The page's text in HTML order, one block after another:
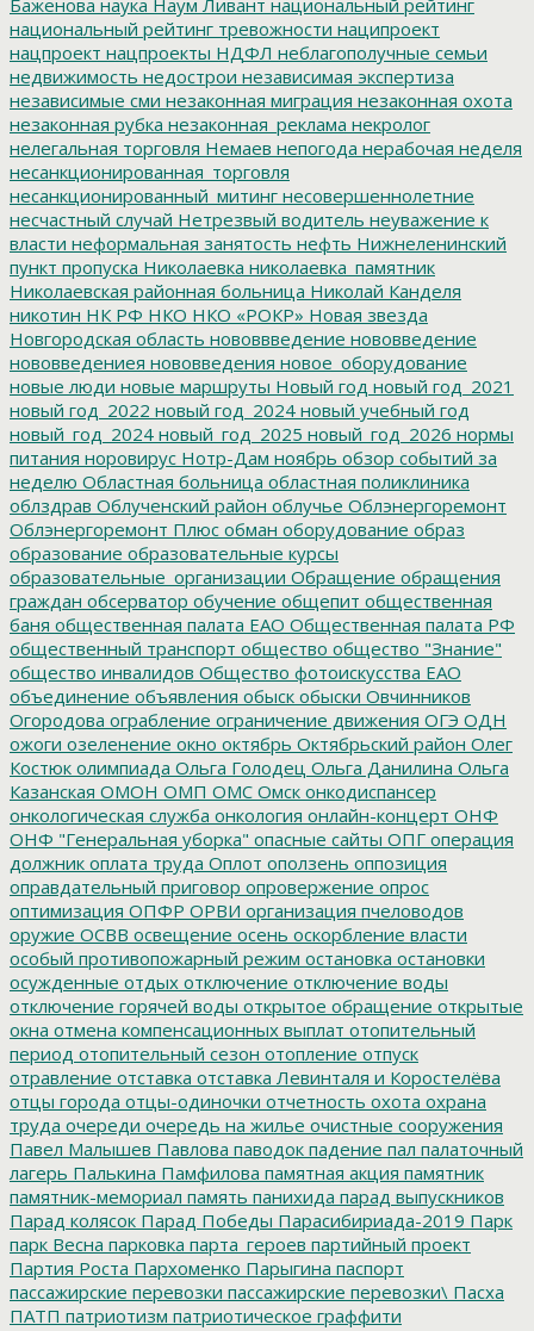
национальный рейтинг тревожности наципроект
нацпроект нацпроекты НДФЛ неблагополучные семьи
недвижимость недострои независимая экспертиза
независимые сми незаконная миграция незаконная охота
незаконная рубка незаконная_реклама некролог
нелегальная торговля Немаев непогода нерабочая неделя
несанкционированная_торговля
несанкционированный_митинг несовершеннолетние
несчастный случай Нетрезвый водитель неуважение к
власти неформальная занятость нефть Нижнеленинский
пункт пропуска Николаевка николаевка_памятник
Николаевская районная больница Николай Канделя
никотин НК РФ НКО НКО «РОКР» Новая звезда
Новгородская область нововвведение нововведение
нововведениея нововведения новое_оборудование
новые люди новые маршруты Новый год новый год_2021
новый год_2022 новый год_2024 новый учебный год
новый_год_2024 новый_год_2025 новый_год_2026 нормы
питания норовирус Нотр-Дам ноябрь обзор событий за
неделю Областная больница областная поликлиника
облздрав Облученский район облучье Облэнергоремонт
Облэнергоремонт Плюс обман оборудование образ
образование образовательные курсы
образовательные_организации Обращение обращения
граждан обсерватор обучение общепит общественная
баня общественная палата ЕАО Общественная палата РФ
общественный транспорт общество общество "Знание"
общество инвалидов Общество фотоискусства ЕАО
объединение объявления обыск обыски Овчинников
Огородова ограбление ограничение движения ОГЭ ОДН
ожоги озеленение окно октябрь Октябрьский район Олег
Костюк олимпиада Ольга Голодец Ольга Данилина Ольга
Казанская ОМОН ОМП ОМС Омск онкодиспансер
онкологическая служба онкология онлайн-концерт ОНФ
ОНФ "Генеральная уборка" опасные сайты ОПГ операция
должник оплата труда Оплот оползень оппозиция
оправдательный приговор опровержение опрос
оптимизация ОПФР ОРВИ организация пчеловодов
оружие ОСВВ освещение осень оскорбление власти
особый противопожарный режим остановка остановки
осужденные отдых отключение отключение воды
отключение горячей воды открытое обращение открытые
окна отмена компенсационных выплат отопительный
период отопительный сезон отопление отпуск
отравление отставка отставка Левинталя и Коростелёва
отцы города отцы-одиночки отчетность охота охрана
труда очереди очередь на жилье очистные сооружения
Павел Малышев Павлова паводок падение пал палаточный
лагерь Палькина Памфилова памятная акция памятник
памятник-мемориал память панихида парад выпускников
Парад колясок Парад Победы Парасибириада-2019 Парк
парк Весна парковка парта_героев партийный проект
Партия Роста Пархоменко Парыгина паспорт
пассажирские перевозки пассажирские перевозки\ Пасха
ПАТП патриотизм патриотическое граффити